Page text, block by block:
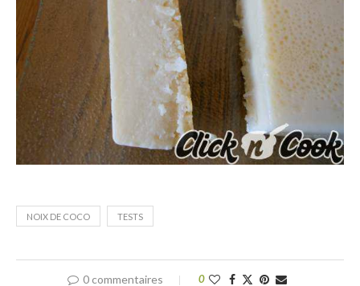
NOIX DE COCO TESTS
0 commentaires 0